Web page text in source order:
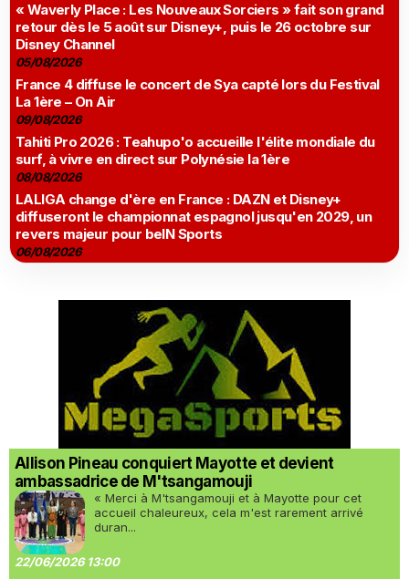
« Waverly Place : Les Nouveaux Sorciers » fait son grand
retour dès le 5 août sur Disney+, puis le 26 octobre sur
Disney Channel
05/08/2026
France 4 diffuse le concert de Sya capté lors du Festival
La 1ère – On Air
09/08/2026
Tahiti Pro 2026 : Teahupo'o accueille l'élite mondiale du
surf, à vivre en direct sur Polynésie la 1ère
08/08/2026
LALIGA change d'ère en France : DAZN et Disney+
diffuseront le championnat espagnol jusqu'en 2029, un
revers majeur pour beIN Sports
06/08/2026
Allison Pineau conquiert Mayotte et devient
ambassadrice de M'tsangamouji
« Merci à M'tsangamouji et à Mayotte pour cet
accueil chaleureux, cela m'est rarement arrivé
duran...
22/06/2026 13:00